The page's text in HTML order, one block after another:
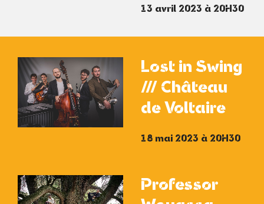
13 avril 2023 à 20H30
Lost in Swing
/// Château
de Voltaire
18 mai 2023 à 20H30
Professor